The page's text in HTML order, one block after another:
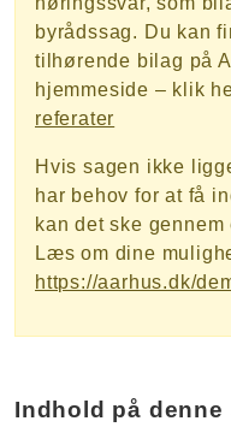
byrådssag. Du kan
tilhørende bilag på
hjemmeside – klik
referater
Hvis sagen ikke
har behov for at få
kan det ske
Læs om dine
https://aarhus.dk/
Indhold på denne